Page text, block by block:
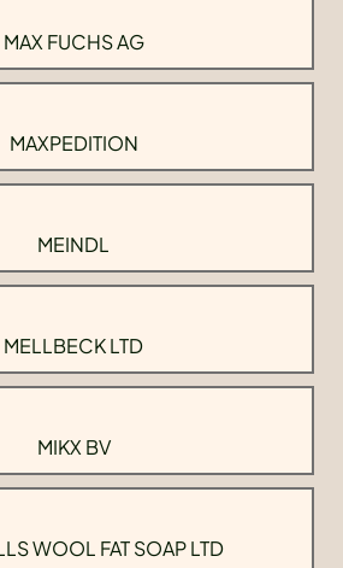
MAX FUCHS AG
MAXPEDITION
MEINDL
MELLBECK LTD
MIKX BV
WOOL FAT SOAP LTD